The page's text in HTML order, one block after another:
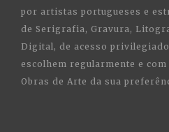
por artistas portugueses e
de Serigrafia, Gravura,
Digital, de acesso privilegiado
escolhem regularmente e
Obras de Arte da sua